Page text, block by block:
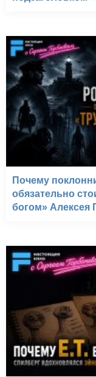
Почему
обязательно
богом» Алексея